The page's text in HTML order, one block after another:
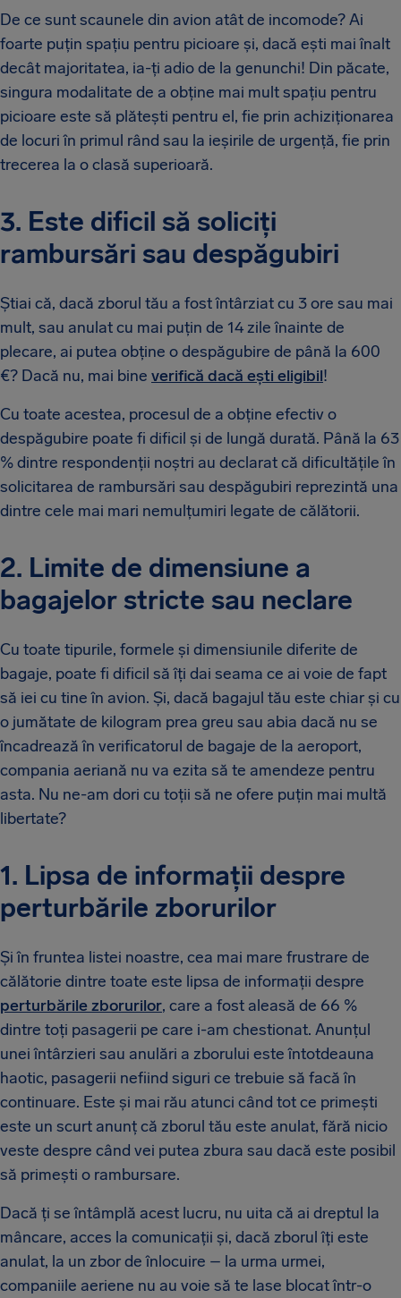
De ce sunt scaunele din avion atât de incomode? Ai
foarte puțin spațiu pentru picioare și, dacă ești mai înalt
decât majoritatea, ia-ți adio de la genunchi! Din păcate,
singura modalitate de a obține mai mult spațiu pentru
picioare este să plătești pentru el, fie prin achiziționarea
de locuri în primul rând sau la ieșirile de urgență, fie prin
trecerea la o clasă superioară.
3. Este dificil să soliciți
rambursări sau despăgubiri
Știai că, dacă zborul tău a fost întârziat cu 3 ore sau mai
mult, sau anulat cu mai puțin de 14 zile înainte de
plecare, ai putea obține o despăgubire de până la 600
€? Dacă nu, mai bine verifică dacă ești eligibil!
Cu toate acestea, procesul de a obține efectiv o
despăgubire poate fi dificil și de lungă durată. Până la 63
% dintre respondenții noștri au declarat că dificultățile în
solicitarea de rambursări sau despăgubiri reprezintă una
dintre cele mai mari nemulțumiri legate de călătorii.
2. Limite de dimensiune a
bagajelor stricte sau neclare
Cu toate tipurile, formele și dimensiunile diferite de
bagaje, poate fi dificil să îți dai seama ce ai voie de fapt
să iei cu tine în avion. Și, dacă bagajul tău este chiar și cu
o jumătate de kilogram prea greu sau abia dacă nu se
încadrează în verificatorul de bagaje de la aeroport,
compania aeriană nu va ezita să te amendeze pentru
asta. Nu ne-am dori cu toții să ne ofere puțin mai multă
libertate?
1. Lipsa de informații despre
perturbările zborurilor
Și în fruntea listei noastre, cea mai mare frustrare de
călătorie dintre toate este lipsa de informații despre
perturbările zborurilor, care a fost aleasă de 66 %
dintre toți pasagerii pe care i-am chestionat. Anunțul
unei întârzieri sau anulări a zborului este întotdeauna
haotic, pasagerii nefiind siguri ce trebuie să facă în
continuare. Este și mai rău atunci când tot ce primești
este un scurt anunț că zborul tău este anulat, fără nicio
veste despre când vei putea zbura sau dacă este posibil
să primești o rambursare.
Dacă ți se întâmplă acest lucru, nu uita că ai dreptul la
mâncare, acces la comunicații și, dacă zborul îți este
anulat, la un zbor de înlocuire – la urma urmei,
companiile aeriene nu au voie să te lase blocat într-o